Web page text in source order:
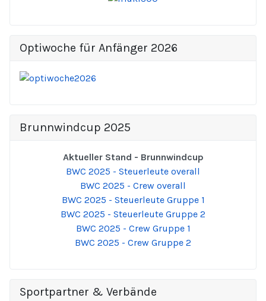
Optiwoche für Anfänger 2026
Brunnwindcup 2025
Aktueller Stand - Brunnwindcup
BWC 2025 - Steuerleute overall
BWC 2025 - Crew overall
BWC 2025 - Steuerleute Gruppe 1
BWC 2025 - Steuerleute Gruppe 2
BWC 2025 - Crew Gruppe 1
BWC 2025 - Crew Gruppe 2
Sportpartner & Verbände